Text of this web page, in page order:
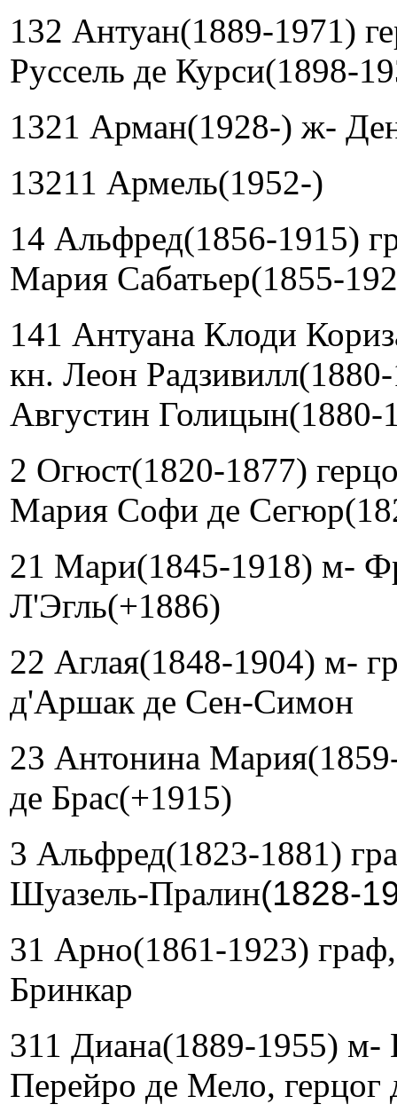
132 Антуан(1889-1971)
Руссель де Курси(1898-
1321 Арман(1928-) ж-
13211 Армель(1952-)
14 Альфред(1856-1915)
Мария Сабатьер(1855-
141 Антуана Клоди
кн. Леон
Августин Голицын(1880-
2 Огюст(1820-1877)
Мария Софи де
21 Мари(1845-1918) м-
Л'Эгль(+1886)
22 Аглая(1848-1904) м-
д'Аршак де Сен-Симон
23 Антонина
де Брас(+1915)
3 Альфред(1823-1881)
Шуазель-Пралин(1828-
31 Арно(1861-1923)
Бринкар
311 Диана(1889-1955) м-
Перейро де Мело, герцог